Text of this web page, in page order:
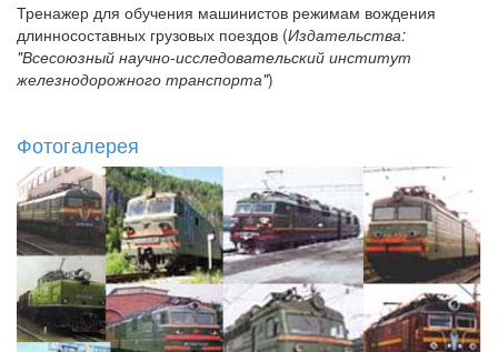
Тренажер для обучения машинистов режимам вождения
длинносоставных грузовых поездов (Издательства:
"Всесоюзный научно-исследовательский институт
железнодорожного транспорта")
Фотогалерея